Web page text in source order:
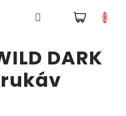
NÁKUPNÍ
DARK
rukáv